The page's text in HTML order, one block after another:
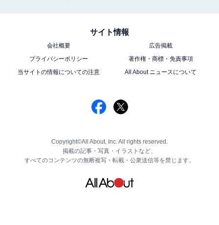
サイト情報
会社概要
広告掲載
プライバシーポリシー
著作権・商標・免責事項
当サイトの情報についての注意
All About ニュースについて
Copyright©All About, Inc. All rights reserved.
掲載の記事・写真・イラストなど、
すべてのコンテンツの無断複写・転載・公衆送信等を禁じます。